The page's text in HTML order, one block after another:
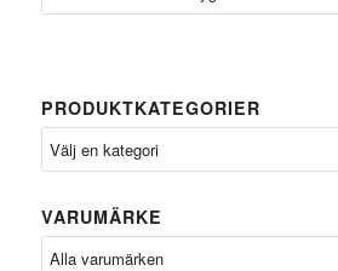
PRODUKTKATEGORIER
VARUMÄRKE